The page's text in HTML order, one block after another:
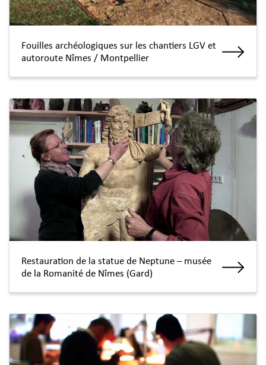
Fouilles archéologiques sur les chantiers LGV et
autoroute Nîmes / Montpellier
Restauration de la statue de Neptune – musée
de la Romanité de Nîmes (Gard)